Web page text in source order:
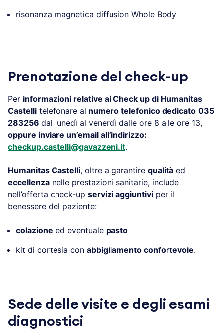
risonanza magnetica diffusion Whole Body
Prenotazione del check-up
Per informazioni relative ai Check up di Humanitas
Castelli telefonare al numero telefonico dedicato 035
283256 dal lunedì al venerdì dalle ore 8 alle ore 13,
oppure inviare un’email all’indirizzo:
checkup.castelli@gavazzeni.it.
Humanitas Castelli, oltre a garantire qualità ed
eccellenza nelle prestazioni sanitarie, include
nell’offerta check-up servizi aggiuntivi per il
benessere del paziente:
colazione ed eventuale pasto
kit di cortesia con abbigliamento confortevole.
Sede delle visite e degli esami
diagnostici